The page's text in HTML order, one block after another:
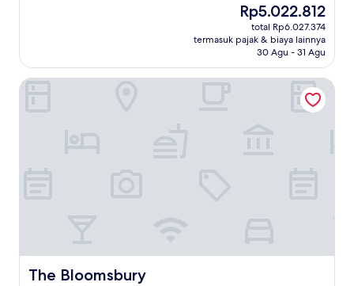
Harga
sekarang
Rp5.022.812
Rp5.022.812
total Rp6.027.374
termasuk pajak & biaya lainnya
30 Agu - 31 Agu
The Bloomsbury
The Bloomsbury
The Bloomsbury